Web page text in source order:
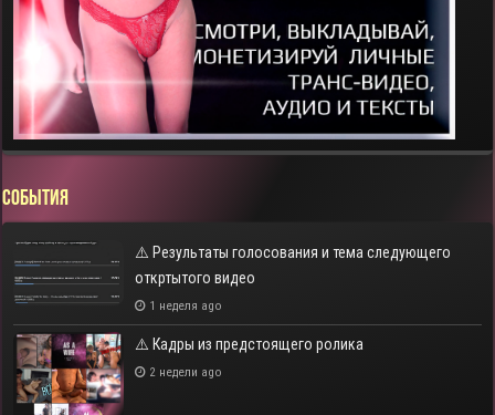
СОБЫТИЯ
⚠️ Результаты голосования и тема следующего
откртытого видео
1 неделя ago
⚠️ Кадры из предстоящего ролика
2 недели ago